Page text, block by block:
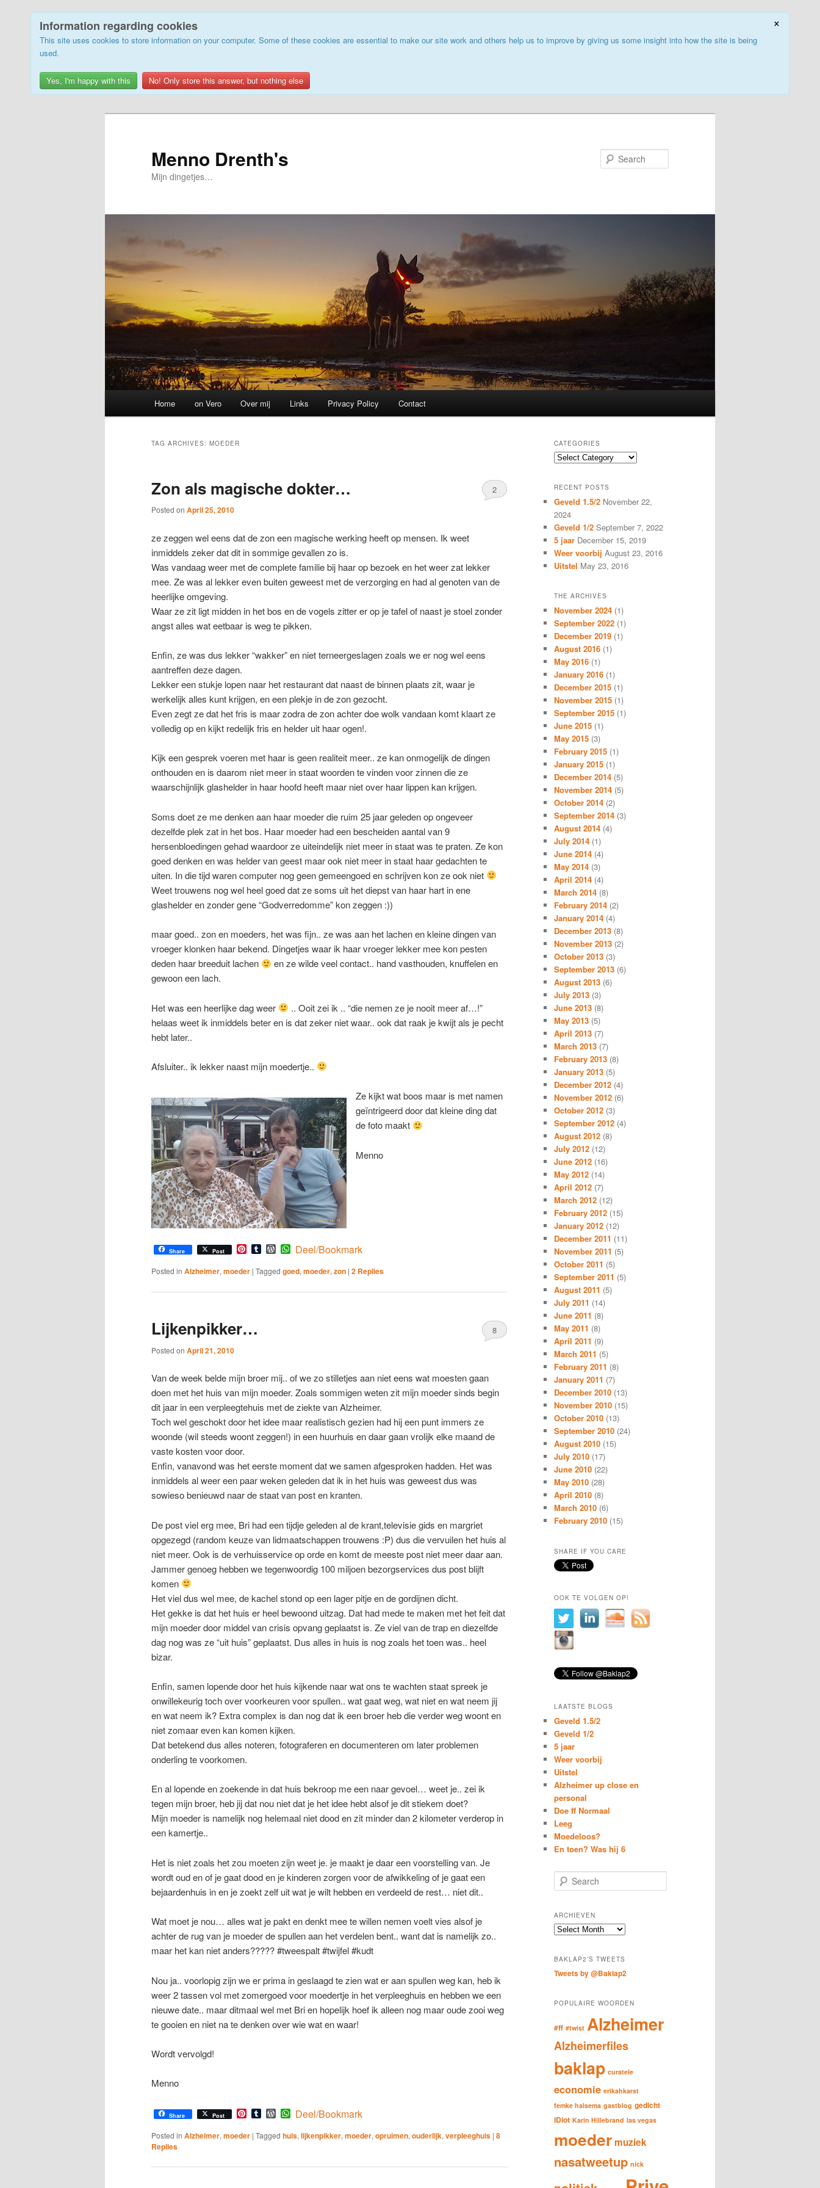
×
Information regarding cookies
This site uses cookies to store information on your computer. Some of these cookies are essential to make our site work and others help us to improve by giving us some insight into how the site is being
used.
Yes, I'm happy with this No! Only store this answer, but nothing else
Menno Drenth's
Mijn dingetjes…
Home on Vero Over mij Links Privacy Policy Contact
TAG ARCHIVES: MOEDER
Zon als magische dokter…
Posted on April 25, 2010
2
ze zeggen wel eens dat de zon een magische werking heeft op mensen. Ik weet
inmiddels zeker dat dit in sommige gevallen zo is.
Was vandaag weer met de complete familie bij haar op bezoek en het weer zat lekker
mee. Ze was al lekker even buiten geweest met de verzorging en had al genoten van de
heerlijke omgeving.
Waar ze zit ligt midden in het bos en de vogels zitter er op je tafel of naast je stoel zonder
angst alles wat eetbaar is weg te pikken.
Enfin, ze was dus lekker “wakker” en niet terneergeslagen zoals we er nog wel eens
aantreffen deze dagen.
Lekker een stukje lopen naar het restaurant dat naast de binnen plaats zit, waar je
werkelijk alles kunt krijgen, en een plekje in de zon gezocht.
Even zegt ze dat het fris is maar zodra de zon achter doe wolk vandaan komt klaart ze
volledig op en kijkt redelijk fris en helder uit haar ogen!.
Kijk een gesprek voeren met haar is geen realiteit meer.. ze kan onmogelijk de dingen
onthouden en is daarom niet meer in staat woorden te vinden voor zinnen die ze
waarschijnlijk glashelder in haar hoofd heeft maar niet over haar lippen kan krijgen.
Soms doet ze me denken aan haar moeder die ruim 25 jaar geleden op ongeveer
dezelfde plek zat in het bos. Haar moeder had een bescheiden aantal van 9
hersenbloedingen gehad waardoor ze uiteindelijk niet meer in staat was te praten. Ze kon
goed denken en was helder van geest maar ook niet meer in staat haar gedachten te
uiten. In die tijd waren computer nog geen gemeengoed en schrijven kon ze ook niet
Weet trouwens nog wel heel goed dat ze soms uit het diepst van haar hart in ene
glashelder en zonder gene “Godverredomme” kon zeggen :))
maar goed.. zon en moeders, het was fijn.. ze was aan het lachen en kleine dingen van
vroeger klonken haar bekend. Dingetjes waar ik haar vroeger lekker mee kon pesten
deden haar breeduit lachen
en ze wilde veel contact.. hand vasthouden, knuffelen en
gewoon een lach.
Het was een heerlijke dag weer
.. Ooit zei ik .. “die nemen ze je nooit meer af…!”
helaas weet ik inmiddels beter en is dat zeker niet waar.. ook dat raak je kwijt als je pecht
hebt later..
Afsluiter.. ik lekker naast mijn moedertje..
Ze kijkt wat boos maar is met namen
geïntrigeerd door dat kleine ding dat
de foto maakt
Menno
Share Post Pinterest
TumblrWordPress
WhatsApp
Deel/Bookmark
Posted in Alzheimer, moeder | Tagged goed, moeder, zon | 2 Replies
Lijkenpikker…
Posted on April 21, 2010
8
Van de week belde mijn broer mij.. of we zo stilletjes aan niet eens wat moesten gaan
doen met het huis van mijn moeder. Zoals sommigen weten zit mijn moeder sinds begin
dit jaar in een verpleegtehuis met de ziekte van Alzheimer.
Toch wel geschokt door het idee maar realistisch gezien had hij een punt immers ze
woonde (wil steeds woont zeggen!) in een huurhuis en daar gaan vrolijk elke maand de
vaste kosten voor door.
Enfin, vanavond was het eerste moment dat we samen afgesproken hadden. Het was
inmiddels al weer een paar weken geleden dat ik in het huis was geweest dus was
sowieso benieuwd naar de staat van post en kranten.
De post viel erg mee, Bri had een tijdje geleden al de krant,televisie gids en margriet
opgezegd (random keuze van lidmaatschappen trouwens :P) dus die vervuilen het huis al
niet meer. Ook is de verhuisservice op orde en komt de meeste post niet meer daar aan.
Jammer genoeg hebben we tegenwoordig 100 miljoen bezorgservices dus post blijft
komen
Het viel dus wel mee, de kachel stond op een lager pitje en de gordijnen dicht.
Het gekke is dat het huis er heel bewoond uitzag. Dat had mede te maken met het feit dat
mijn moeder door middel van crisis opvang geplaatst is. Ze viel van de trap en diezelfde
dag nog was ze “uit huis” geplaatst. Dus alles in huis is nog zoals het toen was.. heel
bizar.
Enfin, samen lopende door het huis kijkende naar wat ons te wachten staat spreek je
onwillekeurig toch over voorkeuren voor spullen.. wat gaat weg, wat niet en wat neem jij
en wat neem ik? Extra complex is dan nog dat ik een broer heb die verder weg woont en
niet zomaar even kan komen kijken.
Dat betekend dus alles noteren, fotograferen en documenteren om later problemen
onderling te voorkomen.
En al lopende en zoekende in dat huis bekroop me een naar gevoel… weet je.. zei ik
tegen mijn broer, heb jij dat nou niet dat je het idee hebt alsof je dit stiekem doet?
Mijn moeder is namelijk nog helemaal niet dood en zit minder dan 2 kilometer verderop in
een kamertje..
Het is niet zoals het zou moeten zijn weet je. je maakt je daar een voorstelling van. Je
wordt oud en of je gaat dood en je kinderen zorgen voor de afwikkeling of je gaat een
bejaardenhuis in en je zoekt zelf uit wat je wilt hebben en verdeeld de rest… niet dit..
Wat moet je nou… alles wat je pakt en denkt mee te willen nemen voelt vies alsof je
achter de rug van je moeder de spullen aan het verdelen bent.. want dat is namelijk zo..
maar het kan niet anders????? #tweespalt #twijfel #kudt
Nou ja.. voorlopig zijn we er prima in geslaagd te zien wat er aan spullen weg kan, heb ik
weer 2 tassen vol met zomergoed voor moedertje in het verpleeghuis en hebben we een
nieuwe date.. maar ditmaal wel met Bri en hopelijk hoef ik alleen nog maar oude zooi weg
te gooien en niet na te denken over wie wat en waar!
Wordt vervolgd!
Menno
Share Post Pinterest
TumblrWordPress
WhatsApp
Deel/Bookmark
Posted in Alzheimer, moeder | Tagged huis, lijkenpikker, moeder, opruimen, ouderlijk, verpleeghuis | 8
Replies
CATEGORIES
Categories
RECENT POSTS
Geveld 1.5/2 November 22,
2024
Geveld 1/2 September 7, 2022
5 jaar December 15, 2019
Weer voorbij August 23, 2016
Uitstel May 23, 2016
THE ARCHIVES
November 2024 (1)
September 2022 (1)
December 2019 (1)
August 2016 (1)
May 2016 (1)
January 2016 (1)
December 2015 (1)
November 2015 (1)
September 2015 (1)
June 2015 (1)
May 2015 (3)
February 2015 (1)
January 2015 (1)
December 2014 (5)
November 2014 (5)
October 2014 (2)
September 2014 (3)
August 2014 (4)
July 2014 (1)
June 2014 (4)
May 2014 (3)
April 2014 (4)
March 2014 (8)
February 2014 (2)
January 2014 (4)
December 2013 (8)
November 2013 (2)
October 2013 (3)
September 2013 (6)
August 2013 (6)
July 2013 (3)
June 2013 (8)
May 2013 (5)
April 2013 (7)
March 2013 (7)
February 2013 (8)
January 2013 (5)
December 2012 (4)
November 2012 (6)
October 2012 (3)
September 2012 (4)
August 2012 (8)
July 2012 (12)
June 2012 (16)
May 2012 (14)
April 2012 (7)
March 2012 (12)
February 2012 (15)
January 2012 (12)
December 2011 (11)
November 2011 (5)
October 2011 (5)
September 2011 (5)
August 2011 (5)
July 2011 (14)
June 2011 (8)
May 2011 (8)
April 2011 (9)
March 2011 (5)
February 2011 (8)
January 2011 (7)
December 2010 (13)
November 2010 (15)
October 2010 (13)
September 2010 (24)
August 2010 (15)
July 2010 (17)
June 2010 (22)
May 2010 (28)
April 2010 (8)
March 2010 (6)
February 2010 (15)
SHARE IF YOU CARE
OOK TE VOLGEN OP!
LAATSTE BLOGS
Geveld 1.5/2
Geveld 1/2
5 jaar
Weer voorbij
Uitstel
Alzheimer up close en
personal
Doe ff Normaal
Leeg
Moedeloos?
En toen? Was hij 6
e
r
c
h
ARCHIEVEN
Archieven
BAKLAP2’S TWEETS
Tweets by @Baklap2
POPULAIRE WOORDEN
#ff #twist Alzheimer
Alzheimerfiles
baklap curatele
economie erikahkarst
femke halsema gastblog gedicht
iDiot Karin Hillebrand las vegas
moeder muziek
nasatweetup nick